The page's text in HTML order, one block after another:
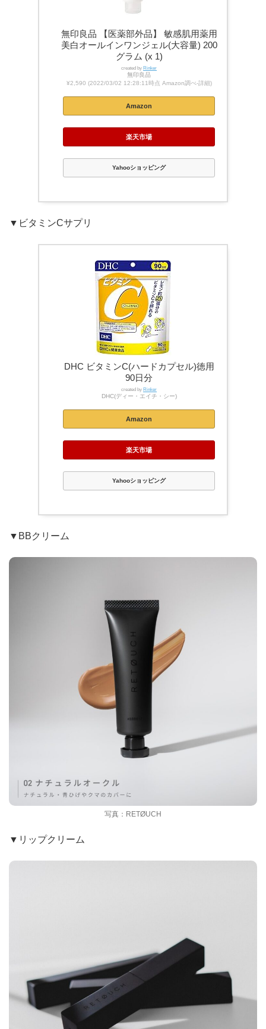
無印良品 【医薬部外品】 敏感肌用薬用
美白オールインワンジェル(大容量) 200
グラム (x 1)
created by Rinker
無印良品
¥2,590 (2022/03/02 12:28:11時点 Amazon調べ-詳細)
Amazon
楽天市場
Yahooショッピング
▼ビタミンCサプリ
DHC ビタミンC(ハードカプセル)徳用
90日分
created by Rinker
DHC(ディー・エイチ・シー)
Amazon
楽天市場
Yahooショッピング
▼BBクリーム
写真：RETØUCH
▼リップクリーム